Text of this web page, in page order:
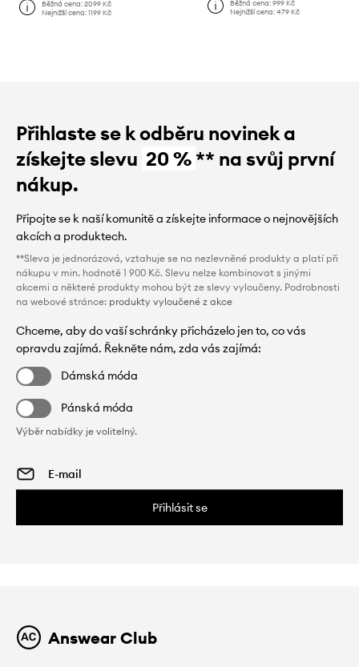
Běžná cena:2099 Kč
Nejnižší cena:1199 Kč
Běžná cena: 999 Kč
Nejnižší cena: 479 Kč
Přihlaste se k odběru novinek a
získejte slevu 20 %** na svůj první
nákup.
Připojte se k naší komunitě a získejte informace o nejnovějších
akcích a produktech.
**Sleva je jednorázová, vztahuje se na nezlevněné produkty a platí při
nákupu v min. hodnotě 1 900 Kč. Slevu nelze kombinovat s jinými
akcemi a některé produkty mohou být ze slevy vyloučeny. Podrobnosti
na webové stránce: produkty vyloučené z akce
Chceme, aby do vaší schránky přicházelo jen to, co vás
opravdu zajímá. Řekněte nám, zda vás zajímá:
Dámská móda
Pánská móda
Výběr nabídky je volitelný.
Přihlásit se
Answear Club